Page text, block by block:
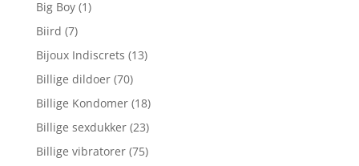
Big Boy (1)
Biird (7)
Bijoux Indiscrets (13)
Billige dildoer (70)
Billige Kondomer (18)
Billige sexdukker (23)
Billige vibratorer (75)